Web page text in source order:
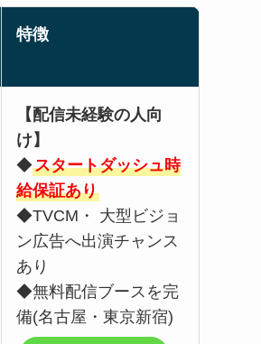
特徴
【配信未経験の人向
け】
◆スタートダッシュ時
給保証あり
◆TVCM・ 大型ビジョ
ン広告へ出演チャンス
あり
◆無料配信ブースを完
備(名古屋・東京新宿)